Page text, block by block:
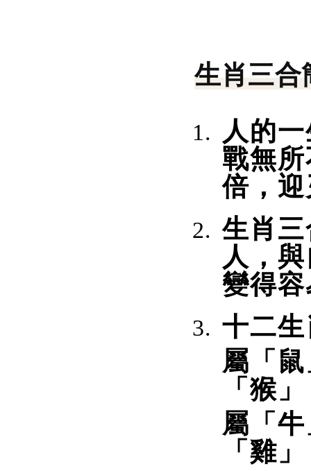
生肖三合
人的
戰無
倍，
生肖
人，
變得
十二
屬「
「猴
屬「
「雞